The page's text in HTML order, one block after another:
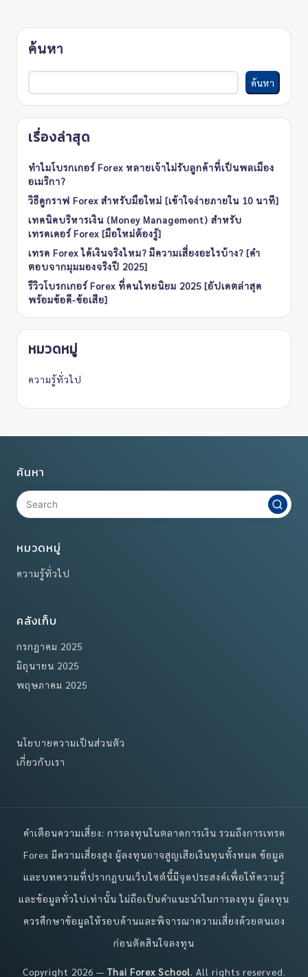
ค้นหา
ค้นหา
เรื่องล่าสุด
ทำไมโบรกเกอร์ Forex หลายเจ้าไม่รับลูกค้าที่เป็นพลเมือง
อเมริกา?
วิธีดูกราฟ Forex สำหรับมือใหม่ [เข้าใจง่ายภายใน 10 นาที]
เทคนิคบริหารเงิน (Money Management) สำหรับ
เทรดเดอร์ Forex [มือใหม่ต้องรู้]
เทรด Forex ได้เงินจริงไหม? มีความเสี่ยงอะไรบ้าง? [คำ
ตอบจากมุมมองจริงปี 2025]
รีวิวโบรกเกอร์ Forex ที่คนไทยนิยม 2025 [อัปเดตล่าสุด
พร้อมข้อดี-ข้อเสีย]
หมวดหมู่
ความรู้ทั่วไป
ค้นหา
หมวดหมู่
ความรู้ทั่วไป
คลังเก็บ
กรกฎาคม 2025
มิถุนายน 2025
พฤษภาคม 2025
นโยบายความเป็นส่วนตัว
เกี่ยวกับเรา
คำเตือนความเสี่ยง: การลงทุนในตลาดการเงิน รวมถึงการเทรด
Forex มีความเสี่ยงสูง ผู้ลงทุนอาจสูญเสียเงินทุนทั้งหมด ข้อมูล
และบทความที่ปรากฏบนเว็บไซต์นี้มีจุดประสงค์เพื่อให้ความรู้
และข้อมูลทั่วไปเท่านั้น ไม่ถือเป็นคำแนะนำในการลงทุน ผู้ลงทุน
ควรศึกษาข้อมูลให้รอบด้านและพิจารณาความเสี่ยงด้วยตนเอง
ก่อนตัดสินใจลงทุน
Copyright 2026 — Thai Forex School. All rights reserved.